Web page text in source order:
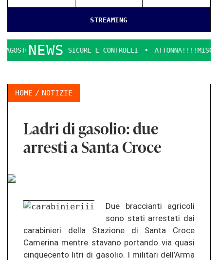
STREAMING
NEWS
SPIAGGE SICURE E CONTROLLI
HOME NOTIZIE
Ladri di gasolio: due
arresti a Santa Croce
Due braccianti agricoli
sono stati arrestati dai
carabinieri della Stazione di Santa Croce
Camerina mentre stavano portando via quasi
cinquecento litri di gasolio. I militari dell’Arma